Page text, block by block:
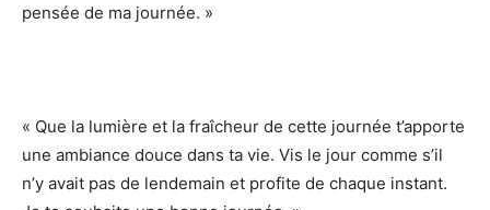
pensée de ma journée. »
« Que la lumière et la fraîcheur de cette journée t’apporte
une ambiance douce dans ta vie. Vis le jour comme s’il
n’y avait pas de lendemain et profite de chaque instant.